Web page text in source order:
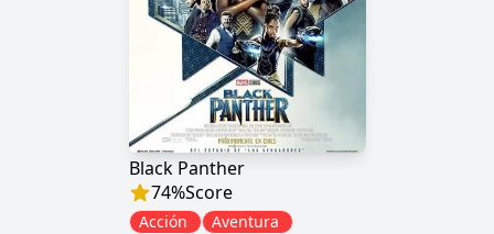
Black Panther
74%Score
Acción
Aventura